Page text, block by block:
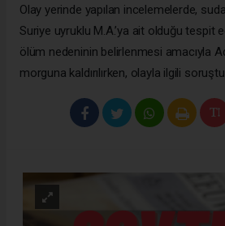
Olay yerinde yapılan incelemelerde,
Suriye uyruklu M.A.’ya ait olduğu tespit
ölüm nedeninin belirlenmesi amacıyla
morguna kaldırılırken, olayla ilgili